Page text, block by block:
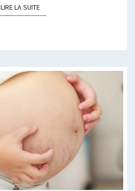
LIRE LA SUITELIRE LA SUITE